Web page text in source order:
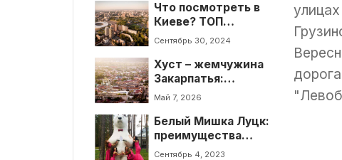
Что посмотреть в
Киеве? ТОП
локаций для
Сентябрь 30, 2024
Хуст – жемчужина
Закарпатья:
история города и
места
Май 7, 2026
Белый Мишка Луцк:
преимущества
ростового
Сентябрь 4, 2023